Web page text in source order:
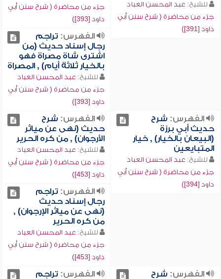
للشيخ: عبد المحسن العباد
جزء من محاضرة ( شرح سنن أبي
داود [391])
جزء من محاضرة ( شرح سنن أبي
داود [393])
الفهرس: تراجم
رجال إسناد حديث (من
اشترى شاة مصراة فهو
بالخيار ثلاثة أيام) , المصراة
للشيخ: عبد المحسن العباد
جزء من محاضرة ( شرح سنن أبي
داود [393])
الفهرس: شرح
حديث أبي برزة
(البيعان بالخيار) , خيار
المتبايعين
للشيخ: عبد المحسن العباد
جزء من محاضرة ( شرح سنن أبي
داود [394])
الفهرس: شرح
حديث (نهى عن مياثر
الأرجوان) , من كره الحرير
للشيخ: عبد المحسن العباد
جزء من محاضرة ( شرح سنن أبي
داود [453])
الفهرس: تراجم
رجال إسناد حديث
(نهى عن مياثر الإرجوان) ,
من كره الحرير
للشيخ: عبد المحسن العباد
جزء من محاضرة ( شرح سنن أبي
داود [453])
الفهرس: شرح
الفهرس: تراجم